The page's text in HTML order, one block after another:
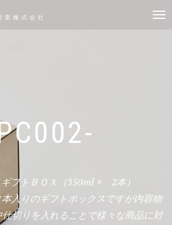
業株式会社
フトＢＯＸ（350ml × 2本）
入りのギフトボックスですが内容物
切りを入れることで様々な商品に対